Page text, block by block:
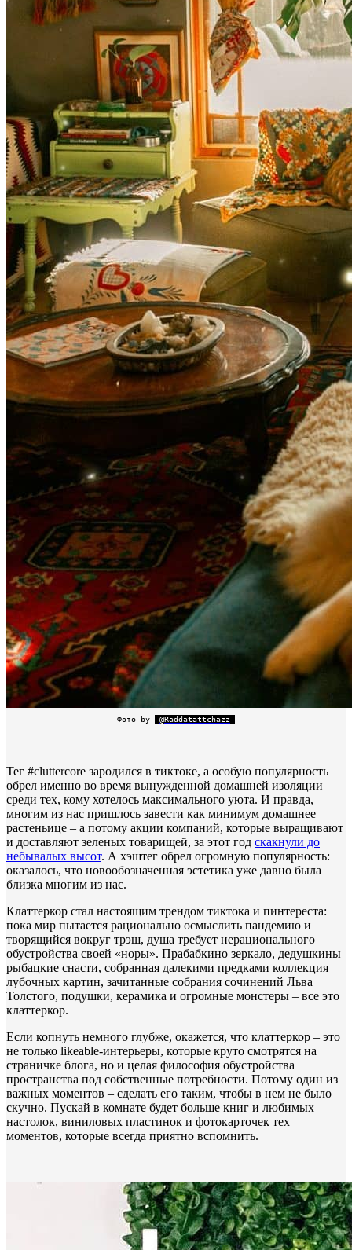
Фото by @Raddatattchazz
Тег #cluttercore зародился в тиктоке, а особую популярность
обрел именно во время вынужденной домашней изоляции
среди тех, кому хотелось максимального уюта. И правда,
многим из нас пришлось завести как минимум домашнее
растеньице – а потому акции компаний, которые выращивают
и доставляют зеленых товарищей, за этот год скакнули до
небывалых высот. А хэштег обрел огромную популярность:
оказалось, что новообозначенная эстетика уже давно была
близка многим из нас.
Клаттеркор стал настоящим трендом тиктока и пинтереста:
пока мир пытается рационально осмыслить пандемию и
творящийся вокруг трэш, душа требует нерационального
обустройства своей «норы». Прабабкино зеркало, дедушкины
рыбацкие снасти, собранная далекими предками коллекция
лубочных картин, зачитанные собрания сочинений Льва
Толстого, подушки, керамика и огромные монстеры – все это
клаттеркор.
Если копнуть немного глубже, окажется, что клаттеркор – это
не только likeable-интерьеры, которые круто смотрятся на
страничке блога, но и целая философия обустройства
пространства под собственные потребности. Потому один из
важных моментов – сделать его таким, чтобы в нем не было
скучно. Пускай в комнате будет больше книг и любимых
настолок, виниловых пластинок и фотокарточек тех
моментов, которые всегда приятно вспомнить.